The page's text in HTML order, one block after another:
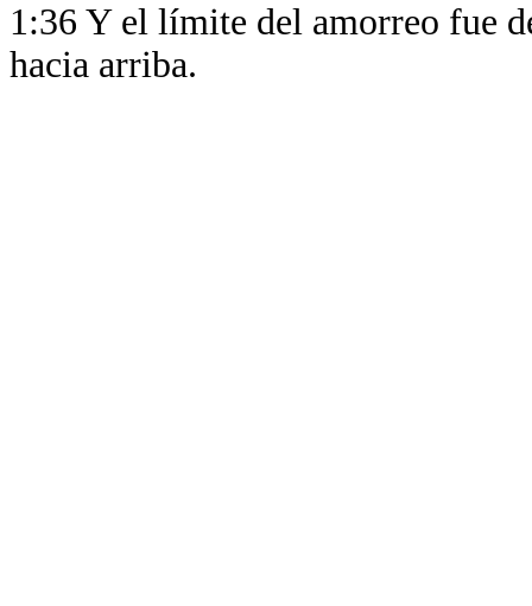
1:36 Y el límite del amorreo fue
hacia arriba.